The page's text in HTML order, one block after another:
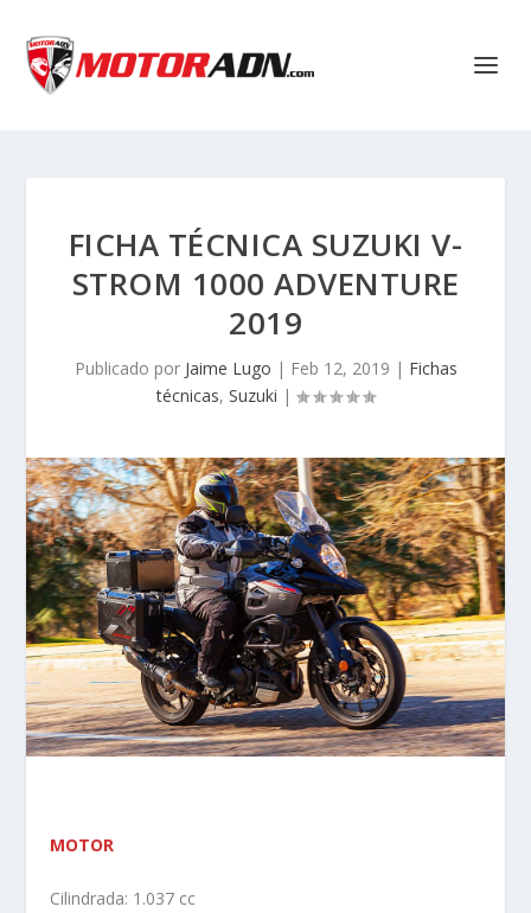
FICHA TÉCNICA SUZUKI V-
STROM 1000 ADVENTURE
2019
Publicado por Jaime Lugo | Feb 12, 2019 | Fichas
técnicas, Suzuki |
MOTOR
Cilindrada: 1.037 cc